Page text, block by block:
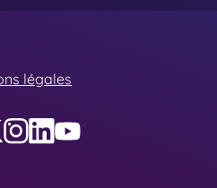
légales